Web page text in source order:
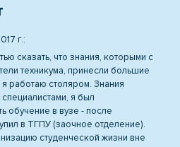
г.:
сказать, что знания, которыми с
техникума, принесли большие
работаю столяром. Знания
я был
обучение в вузе - после
в ТГПУ (заочное отделение).
студенческой жизни вне